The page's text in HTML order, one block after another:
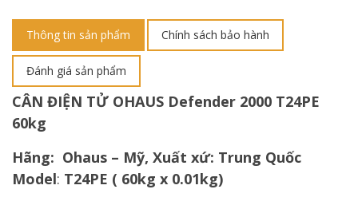
Thông tin sản phẩm Chính sách bảo hành
Đánh giá sản phẩm
CÂN ĐIỆN TỬ OHAUS Defender 2000 T24PE
60kg
Hãng: Ohaus – Mỹ, Xuất xứ: Trung Quốc
Model: T24PE ( 60kg x 0.01kg)